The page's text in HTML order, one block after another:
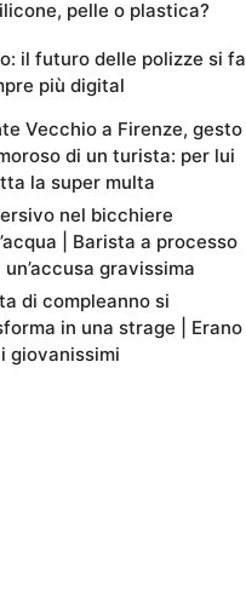
pelle o plastica?
il futuro delle polizze si fa
più digital
Vecchio a Firenze, gesto
di un turista: per lui
la super multa
nel bicchiere
| Barista a processo
un’accusa gravissima
di compleanno si
in una strage | Erano
giovanissimi